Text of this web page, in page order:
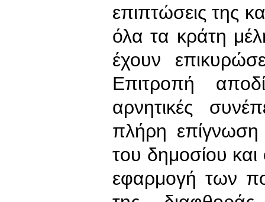
επιπτώσεις της
όλα τα κράτη
έχουν
Επιτροπή
αρνητικές
πλήρη επίγνωση
του δημοσίου
εφαρμογή των